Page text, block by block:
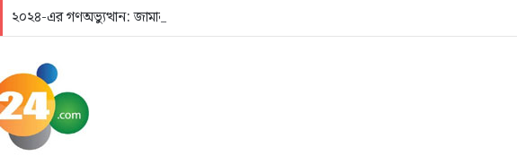
২০২৪-এর গণঅভ্যুত্থান: জামালপুরে কী কী ঘটেছিল?